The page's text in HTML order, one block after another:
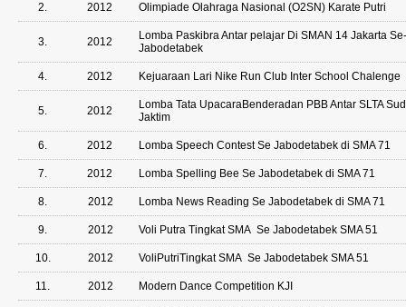
2. 2012 Olimpiade Olahraga Nasional (O2SN) Karate Putri
3. 2012
Lomba Paskibra Antar pelajar Di SMAN 14 Jakarta Se-
Jabodetabek
4. 2012 Kejuaraan Lari Nike Run Club Inter School Chalenge
5. 2012
Lomba Tata UpacaraBenderadan PBB Antar SLTA
Jaktim
6. 2012 Lomba Speech Contest Se Jabodetabek di SMA 71
7. 2012 Lomba Spelling Bee Se Jabodetabek di SMA 71
8. 2012 Lomba News Reading Se Jabodetabek di SMA 71
9. 2012 Voli Putra Tingkat SMA Se Jabodetabek SMA 51
10. 2012 VoliPutriTingkat SMA Se Jabodetabek SMA 51
11. 2012 Modern Dance Competition KJI